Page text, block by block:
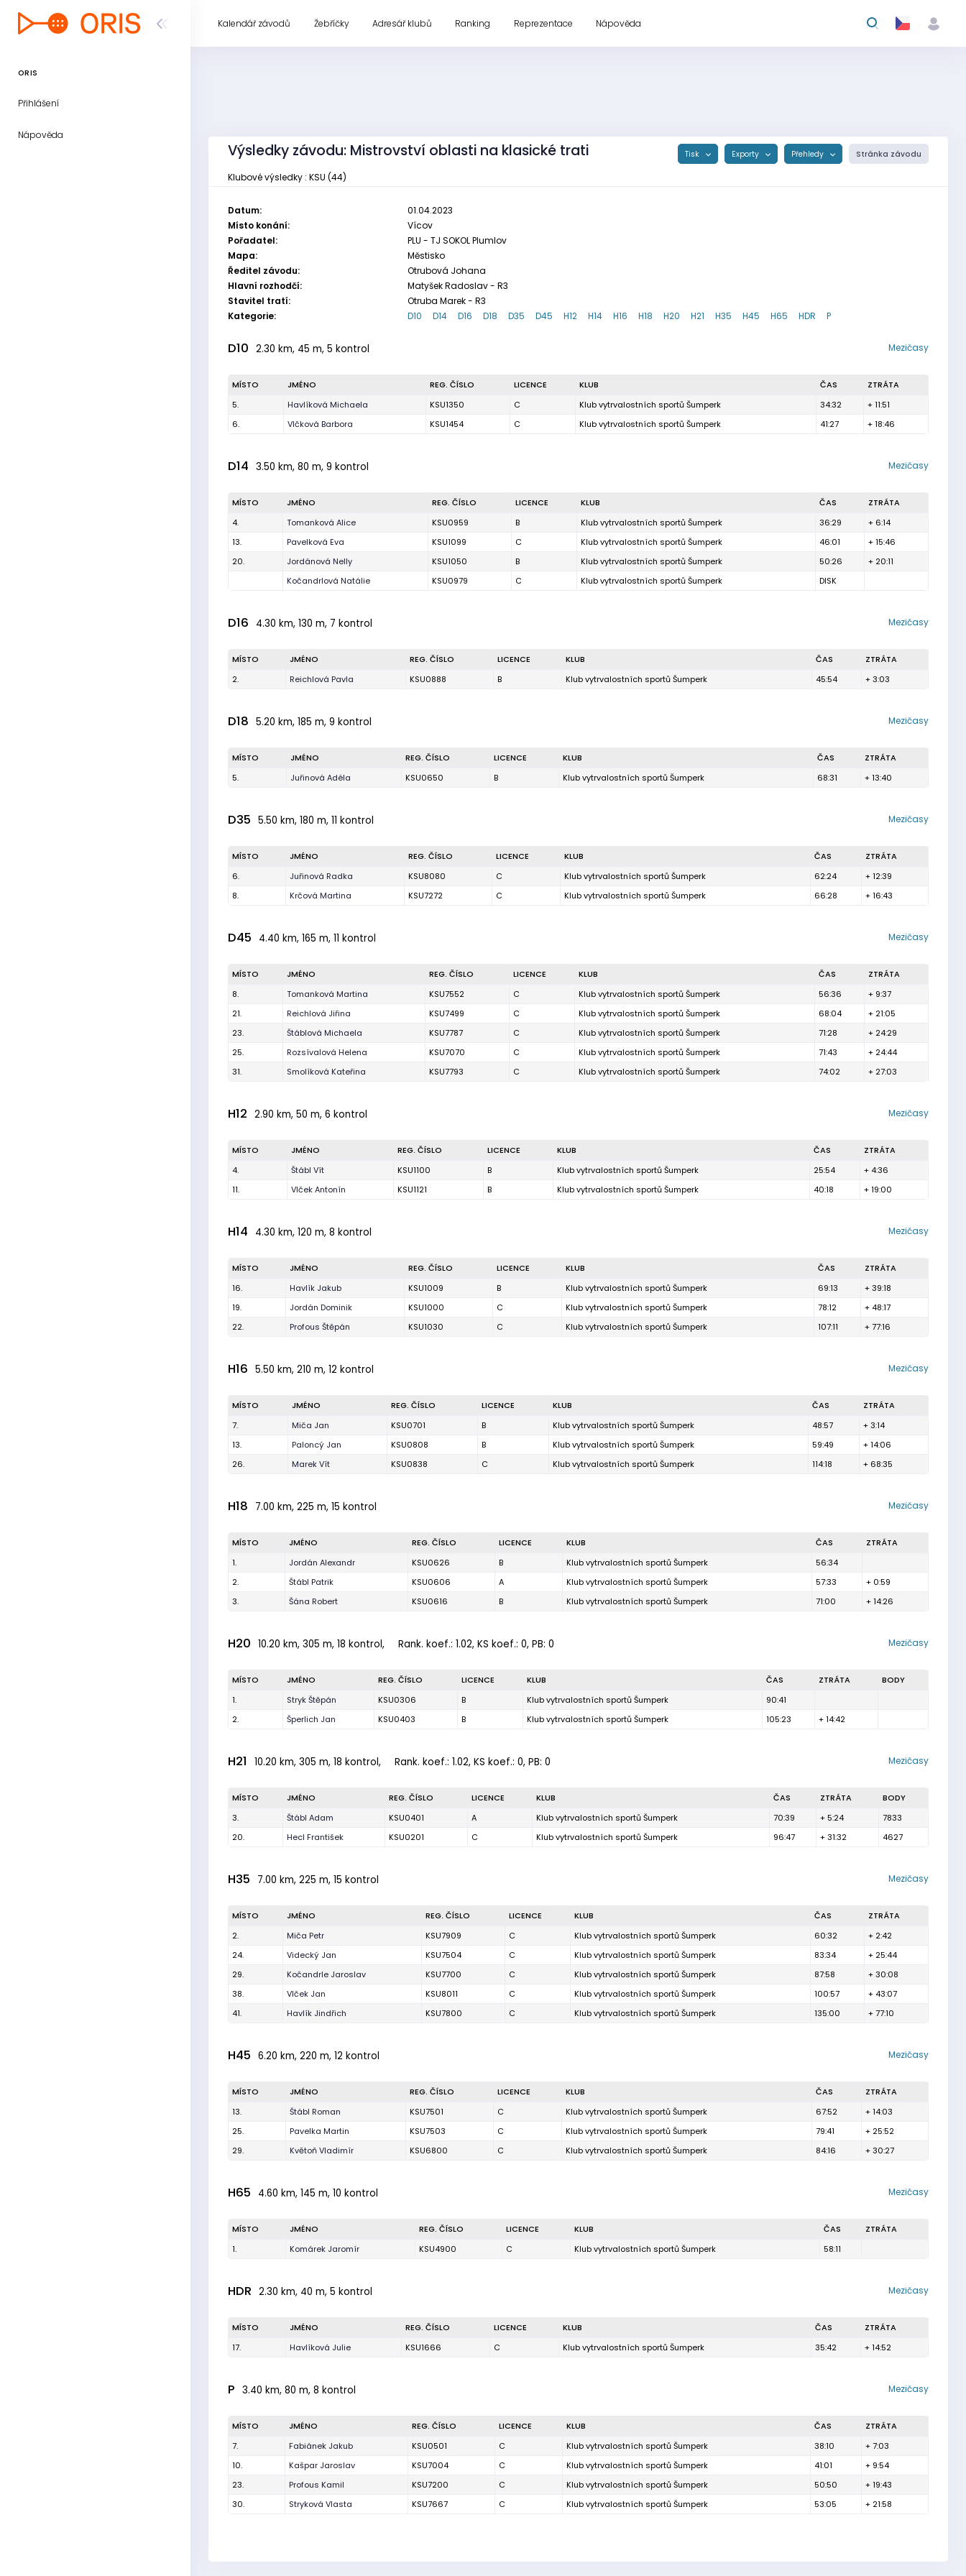
ORIS
Přihlášení
Nápověda
Kalendář závodů Žebříčky Adresář klubů Ranking Reprezentace Nápověda
Výsledky závodu: Mistrovství oblasti na klasické trati Tisk Exporty Přehledy Stránka závodu
Klubové výsledky : KSU (44)
Datum:
01.04.2023
Místo konání:
Vícov
Pořadatel:
PLU - TJ SOKOL Plumlov
Mapa:
Městisko
Ředitel závodu:
Otrubová Johana
Hlavní rozhodčí:
Matyšek Radoslav - R3
Stavitel tratí:
Otruba Marek - R3
Kategorie:
D10 D14 D16 D18 D35 D45 H12 H14 H16 H18 H20 H21 H35 H45 H65 HDR P
D10 2.30 km, 45 m, 5 kontrol Mezičasy
MÍSTO JMÉNO REG. ČÍSLO LICENCE KLUB ČAS
ZTRÁTA
5.
Havlíková Michaela KSU1350 C Klub vytrvalostních sportů Šumperk 34:32
+ 11:51
6.
Vlčková Barbora KSU1454 C Klub vytrvalostních sportů Šumperk 41:27 + 18:46
D14 3.50 km, 80 m, 9 kontrol Mezičasy
MÍSTO JMÉNO REG. ČÍSLO LICENCE KLUB ČAS
ZTRÁTA
4.
Tomanková Alice KSU0959 B Klub vytrvalostních sportů Šumperk 36:29
+ 6:14
13.
Pavelková Eva KSU1099 C Klub vytrvalostních sportů Šumperk 46:01
+ 15:46
20.
Jordánová Nelly KSU1050 B Klub vytrvalostních sportů Šumperk 50:26
+ 20:11
Kočandrlová Natálie
KSU0979 C Klub vytrvalostních sportů Šumperk DISK
D16 4.30 km, 130 m, 7 kontrol Mezičasy
MÍSTO JMÉNO REG. ČÍSLO LICENCE KLUB ČAS
ZTRÁTA
2.
Reichlová Pavla KSU0888 B Klub vytrvalostních sportů Šumperk 45:54 + 3:03
D18 5.20 km, 185 m, 9 kontrol Mezičasy
MÍSTO JMÉNO REG. ČÍSLO LICENCE KLUB ČAS
ZTRÁTA
5.
Juřinová Adéla KSU0650 B Klub vytrvalostních sportů Šumperk 68:31 + 13:40
D35 5.50 km, 180 m, 11 kontrol Mezičasy
MÍSTO JMÉNO REG. ČÍSLO LICENCE KLUB ČAS
ZTRÁTA
6.
Juřinová Radka KSU8080 C Klub vytrvalostních sportů Šumperk 62:24
+ 12:39
8.
Krčová Martina KSU7272 C Klub vytrvalostních sportů Šumperk 66:28 + 16:43
D45 4.40 km, 165 m, 11 kontrol Mezičasy
MÍSTO JMÉNO REG. ČÍSLO LICENCE KLUB ČAS
ZTRÁTA
8.
Tomanková Martina KSU7552 C Klub vytrvalostních sportů Šumperk 56:36
+ 9:37
21.
Reichlová Jiřina KSU7499 C Klub vytrvalostních sportů Šumperk 68:04
+ 21:05
23.
Štáblová Michaela KSU7787 C Klub vytrvalostních sportů Šumperk 71:28
+ 24:29
25.
Rozsívalová Helena KSU7070 C Klub vytrvalostních sportů Šumperk 71:43
+ 24:44
31.
Smolíková Kateřina KSU7793 C Klub vytrvalostních sportů Šumperk 74:02 + 27:03
H12 2.90 km, 50 m, 6 kontrol Mezičasy
MÍSTO JMÉNO REG. ČÍSLO LICENCE KLUB ČAS
ZTRÁTA
4.
Štábl Vít KSU1100 B Klub vytrvalostních sportů Šumperk 25:54
+ 4:36
11.
Vlček Antonín KSU1121 B Klub vytrvalostních sportů Šumperk 40:18 + 19:00
H14 4.30 km, 120 m, 8 kontrol Mezičasy
MÍSTO JMÉNO REG. ČÍSLO LICENCE KLUB ČAS
ZTRÁTA
16.
Havlík Jakub KSU1009 B Klub vytrvalostních sportů Šumperk 69:13
+ 39:18
19.
Jordán Dominik KSU1000 C Klub vytrvalostních sportů Šumperk 78:12
+ 48:17
22.
Profous Štěpán KSU1030 C Klub vytrvalostních sportů Šumperk 107:11 + 77:16
H16 5.50 km, 210 m, 12 kontrol Mezičasy
MÍSTO JMÉNO REG. ČÍSLO LICENCE KLUB ČAS
ZTRÁTA
7.
Miča Jan KSU0701 B Klub vytrvalostních sportů Šumperk 48:57
+ 3:14
13.
Paloncý Jan KSU0808 B Klub vytrvalostních sportů Šumperk 59:49
+ 14:06
26.
Marek Vít KSU0838 C Klub vytrvalostních sportů Šumperk 114:18 + 68:35
H18 7.00 km, 225 m, 15 kontrol Mezičasy
MÍSTO JMÉNO REG. ČÍSLO LICENCE KLUB ČAS
ZTRÁTA
1.
Jordán Alexandr KSU0626 B Klub vytrvalostních sportů Šumperk
56:34
2.
Štábl Patrik KSU0606 A Klub vytrvalostních sportů Šumperk 57:33
+ 0:59
3.
Šána Robert KSU0616 B Klub vytrvalostních sportů Šumperk 71:00 + 14:26
H20 10.20 km, 305 m, 18 kontrol, Rank. koef.: 1.02, KS koef.: 0, PB: 0 Mezičasy
MÍSTO JMÉNO REG. ČÍSLO LICENCE KLUB ČAS ZTRÁTA
BODY
1.
Stryk Štěpán KSU0306 B Klub vytrvalostních sportů Šumperk
90:41
2.
Šperlich Jan KSU0403 B Klub vytrvalostních sportů Šumperk 105:23 + 14:42
H21 10.20 km, 305 m, 18 kontrol, Rank. koef.: 1.02, KS koef.: 0, PB: 0 Mezičasy
MÍSTO JMÉNO REG. ČÍSLO LICENCE KLUB ČAS ZTRÁTA
BODY
3.
Štábl Adam KSU0401 A Klub vytrvalostních sportů Šumperk 70:39 + 5:24
7833
20.
Hecl František KSU0201 C Klub vytrvalostních sportů Šumperk 96:47 + 31:32 4627
H35 7.00 km, 225 m, 15 kontrol Mezičasy
MÍSTO JMÉNO REG. ČÍSLO LICENCE KLUB ČAS
ZTRÁTA
2.
Miča Petr KSU7909 C Klub vytrvalostních sportů Šumperk 60:32
+ 2:42
24.
Videcký Jan KSU7504 C Klub vytrvalostních sportů Šumperk 83:34
+ 25:44
29.
Kočandrle Jaroslav KSU7700 C Klub vytrvalostních sportů Šumperk 87:58
+ 30:08
38.
Vlček Jan KSU8011 C Klub vytrvalostních sportů Šumperk 100:57
+ 43:07
41.
Havlík Jindřich KSU7800 C Klub vytrvalostních sportů Šumperk 135:00 + 77:10
H45 6.20 km, 220 m, 12 kontrol Mezičasy
MÍSTO JMÉNO REG. ČÍSLO LICENCE KLUB ČAS
ZTRÁTA
13.
Štábl Roman KSU7501 C Klub vytrvalostních sportů Šumperk 67:52
+ 14:03
25.
Pavelka Martin KSU7503 C Klub vytrvalostních sportů Šumperk 79:41
+ 25:52
29.
Květoň Vladimír KSU6800 C Klub vytrvalostních sportů Šumperk 84:16 + 30:27
H65 4.60 km, 145 m, 10 kontrol Mezičasy
MÍSTO JMÉNO REG. ČÍSLO LICENCE KLUB ČAS
ZTRÁTA
1.
Komárek Jaromír KSU4900 C Klub vytrvalostních sportů Šumperk 58:11
HDR 2.30 km, 40 m, 5 kontrol Mezičasy
MÍSTO JMÉNO REG. ČÍSLO LICENCE KLUB ČAS
ZTRÁTA
17.
Havlíková Julie KSU1666 C Klub vytrvalostních sportů Šumperk 35:42 + 14:52
P 3.40 km, 80 m, 8 kontrol Mezičasy
MÍSTO JMÉNO REG. ČÍSLO LICENCE KLUB ČAS
ZTRÁTA
7.
Fabiánek Jakub KSU0501 C Klub vytrvalostních sportů Šumperk 38:10
+ 7:03
10.
Kašpar Jaroslav KSU7004 C Klub vytrvalostních sportů Šumperk 41:01
+ 9:54
23.
Profous Kamil KSU7200 C Klub vytrvalostních sportů Šumperk 50:50
+ 19:43
30.
Stryková Vlasta KSU7667 C Klub vytrvalostních sportů Šumperk 53:05 + 21:58